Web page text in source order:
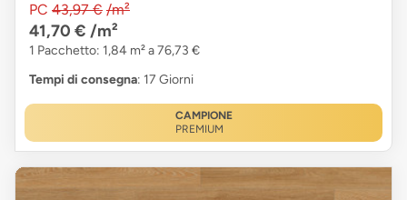
PC 43,97 € /m²
41,70 € /m²
1 Pacchetto: 1,84 m² a 76,73 €
Tempi di consegna: 17 Giorni
CAMPIONE
PREMIUM